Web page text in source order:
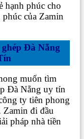
hạnh phúc cho
của Zamin
Đà Nẵng
muốn tìm
Đà Nẵng uy tín
ty tiên phong
Zamin đi đầu
pháp nhà tiền